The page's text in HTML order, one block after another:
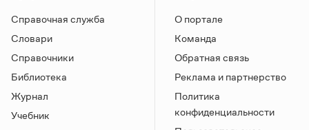
Справочная служба
Словари
Справочники
Библиотека
Журнал
Учебник
О портале
Команда
Обратная связь
Реклама и партнерство
Политика
конфиденциальности